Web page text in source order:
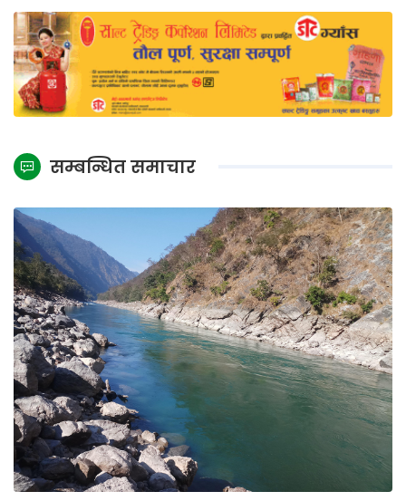
सम्बन्धित समाचार